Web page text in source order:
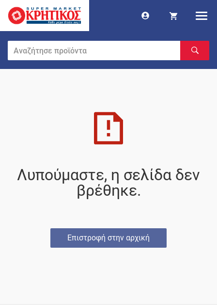
Λυπούμαστε, η σελίδα δεν
βρέθηκε.
Επιστροφή στην αρχική